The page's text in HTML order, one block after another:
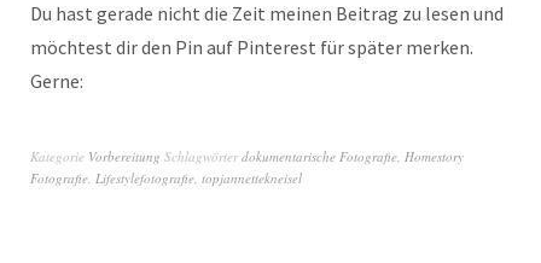
Du hast gerade nicht die Zeit meinen Beitrag zu lesen und
möchtest dir den Pin auf Pinterest für später merken.
Gerne:
Kategorie Vorbereitung Schlagwörterdokumentarische Fotografie, Homestory
Fotografie, Lifestylefotografie, topjannettekneisel